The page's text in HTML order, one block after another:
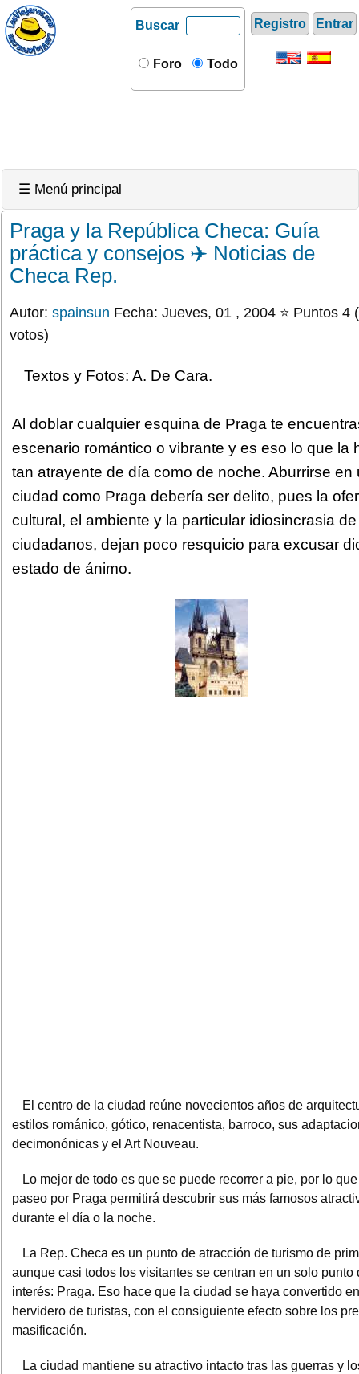
Registro Entrar
Buscar
Foro Todo
☰ Menú principal
Praga y la República Checa: Guía
práctica y consejos ✈️ Noticias de
Checa Rep.
Autor: spainsun Fecha: Jueves, 01 , 2004 ⭐ Puntos 4
votos)
Textos y Fotos: A. De Cara.
Al doblar cualquier esquina de Praga te
escenario romántico o vibrante y es eso lo que la
tan atrayente de día como de noche. Aburrirse en
ciudad como Praga debería ser delito, pues la
cultural, el ambiente y la particular idiosincrasia
ciudadanos, dejan poco resquicio para excusar
estado de ánimo.
El centro de la ciudad reúne novecientos años de
estilos románico, gótico, renacentista, barroco, sus
decimonónicas y el Art Nouveau.
Lo mejor de todo es que se puede recorrer a pie, por lo
paseo por Praga permitirá descubrir sus más famosos
durante el día o la noche.
La Rep. Checa es un punto de atracción de turismo de
aunque casi todos los visitantes se centran en un solo punto
interés: Praga. Eso hace que la ciudad se haya convertido
hervidero de turistas, con el consiguiente efecto sobre los
masificación.
La ciudad mantiene su atractivo intacto tras las guerras y